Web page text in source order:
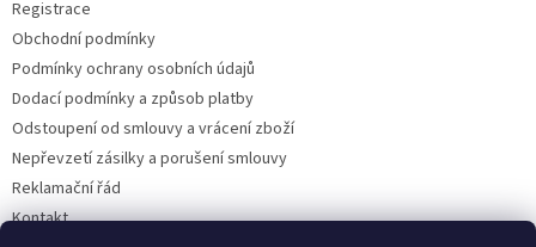
Registrace
Obchodní podmínky
Podmínky ochrany osobních údajů
Dodací podmínky a způsob platby
Odstoupení od smlouvy a vrácení zboží
Nepřevzetí zásilky a porušení smlouvy
Reklamační řád
Kontakt